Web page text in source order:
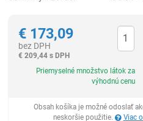
€ 173,09
bez DPH
€ 209,44 s DPH
Priemyselné množstvo látok za
výhodnú cenu
Obsah košíka je možné odoslať
neskoršie použitie.
Viac